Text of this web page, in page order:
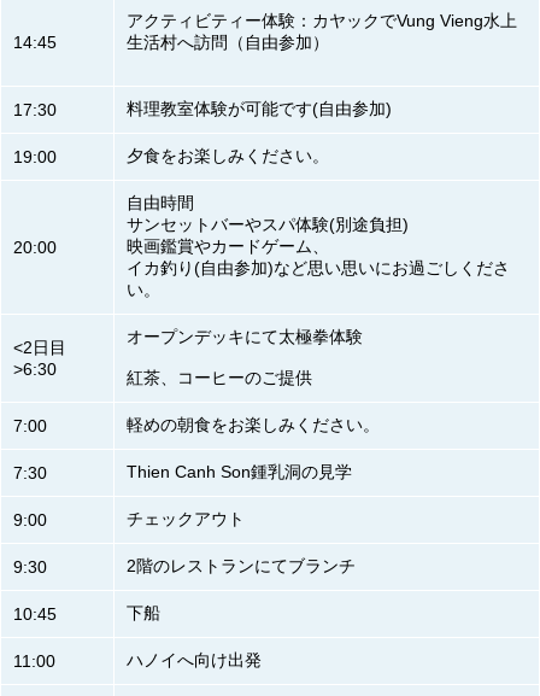
14:45
アクティビティー体験：カヤックでVung Vieng水上
生活村へ訪問（自由参加）
17:30 料理教室体験が可能です(自由参加)
19:00 夕食をお楽しみください。
20:00
自由時間
サンセットバーやスパ体験(別途負担)
映画鑑賞やカードゲーム、
イカ釣り(自由参加)など思い思いにお過ごしくださ
い。
<2日目
>6:30
オープンデッキにて太極拳体験
紅茶、コーヒーのご提供
7:00 軽めの朝食をお楽しみください。
7:30 Thien Canh Son鍾乳洞の見学
9:00 チェックアウト
9:30 2階のレストランにてブランチ
10:45 下船
11:00 ハノイへ向け出発